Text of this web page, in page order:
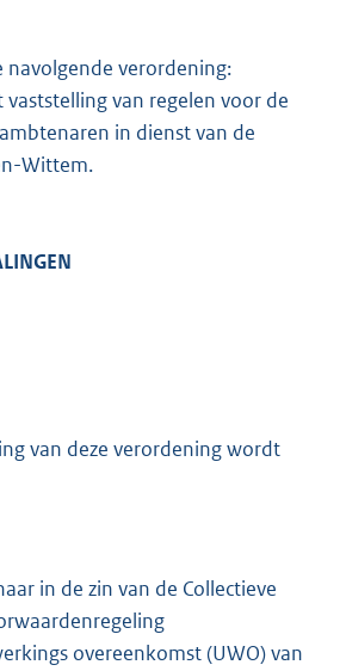
navolgende verordening:
vaststelling van regelen voor de
in dienst van de
Wittem.
van deze verordening wordt
in de zin van de Collectieve
overeenkomst (UWO) van